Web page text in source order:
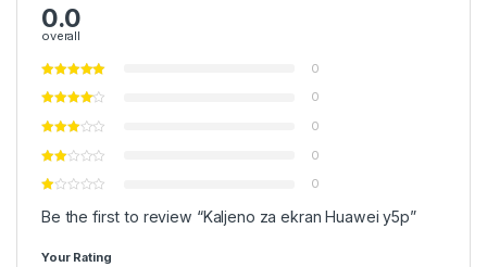
0.0
overall
0
0
0
0
0
Be the first to review “Kaljeno za ekran Huawei y5p”
Your Rating